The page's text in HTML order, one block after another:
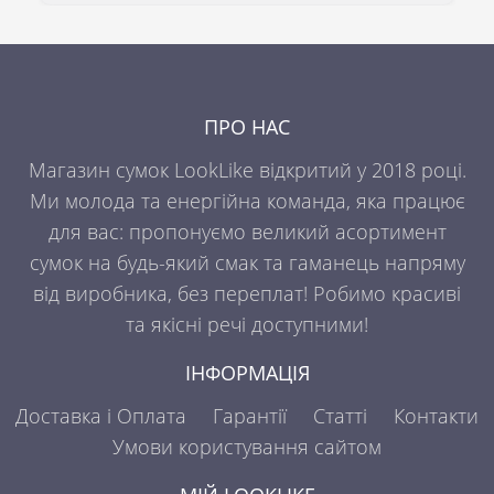
ПРО НАС
Магазин сумок LookLike відкритий у 2018 році.
Ми молода та енергійна команда, яка працює
для вас: пропонуємо великий асортимент
сумок на будь-який смак та гаманець напряму
від виробника, без переплат! Робимо красиві
та якісні речі доступними!
ІНФОРМАЦІЯ
Доставка і Оплата
Гарантії Статті
Контакти
Умови користування сайтом